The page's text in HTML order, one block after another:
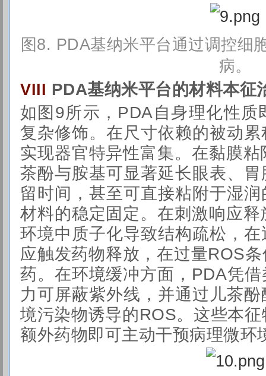
图 8. PDA基纳米平台通过调控细
病。
VIII PDA基纳米平台的材料本征
如图9所示，PDA自身理化性质
复杂修饰。在尺寸依赖的被动
实现器官特异性富集。在黏膜
茶酚与胺基可显著延长眼表、
留时间，甚至可直接粘附于湿
材料的稳定固定。在刺激响应
环境中质子化导致结构疏松，
应触发药物释放，在过量ROS
药。在环境缓冲方面，PDA凭
力可屏蔽紫外线，并通过儿茶
境污染物诱导的ROS。这些本
额外药物即可主动干预病理微环